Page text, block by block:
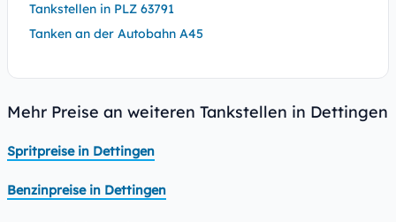
Tankstellen in PLZ 63791
Tanken an der Autobahn A45
Mehr Preise an weiteren Tankstellen in Dettingen
Spritpreise in Dettingen
Benzinpreise in Dettingen